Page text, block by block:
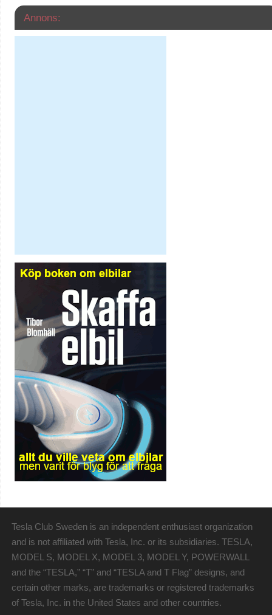
Annons:
Tesla Club Sweden is an independent enthusiast organization
and is not affiliated with Tesla, Inc. or its subsidiaries. TESLA,
MODEL S, MODEL X, MODEL 3, MODEL Y, POWERWALL
and the “TESLA,” “T” and “TESLA and T Flag” designs, and
certain other marks, are trademarks or registered trademarks
of Tesla, Inc. in the United States and other countries.